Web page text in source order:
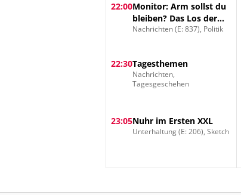
22:00Monitor: Arm sollst du
bleiben? Das Los der
Herkunft
Nachrichten (E: 837), Politik
22:30Tagesthemen
Nachrichten,
Tagesgeschehen
23:05Nuhr im Ersten XXL
Unterhaltung (E: 206), Sketch